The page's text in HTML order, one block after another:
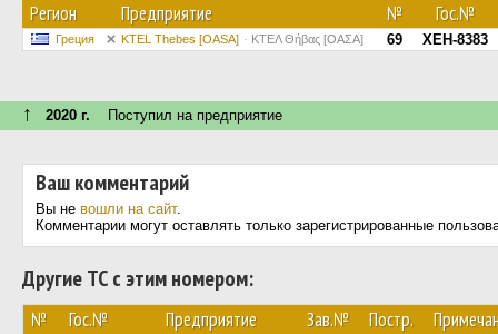
Регион Предприятие № Гос.№
Греция KTEL Thebes [OASA] ΚΤΕΛ Θήβας [ΟΑΣΑ] 69 XEH-8383
↑ 2020 г. Поступил на предприятие
Ваш комментарий
Вы не вошли на сайт.
Комментарии могут оставлять только зарегистрированные
Другие ТС с этим номером:
№ Гос.№ Предприятие Зав.№ Постр.